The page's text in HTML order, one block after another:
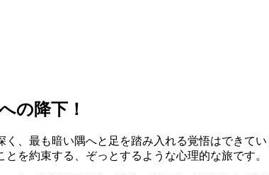
の降下！
、最も暗い隅へと足を踏み入れる覚悟はできてい
を約束する、ぞっとするような心理的な旅です。